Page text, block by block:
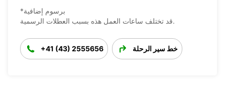
*برسوم إضافية
قد تختلف ساعات العمل هذه بسبب العطلات الرسمية.
+41 (43) 2555656 خط سير الرحلة